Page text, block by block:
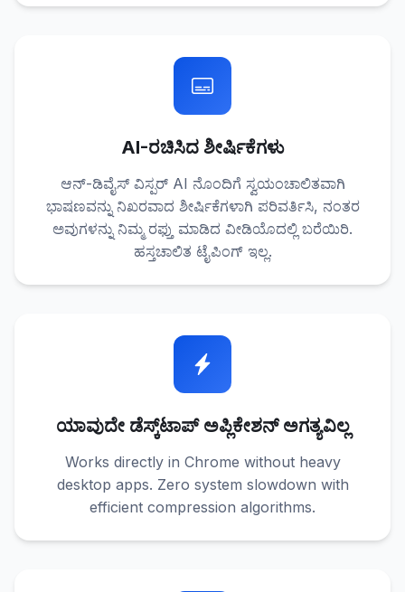
AI-ರಚಿಸಿದ ಶೀರ್ಷಿಕೆಗಳು
ಆನ್-ಡಿವೈಸ್ ವಿಸ್ಪರ್ AI ನೊಂದಿಗೆ ಸ್ವಯಂಚಾಲಿತವಾಗಿ
ಭಾಷಣವನ್ನು ನಿಖರವಾದ ಶೀರ್ಷಿಕೆಗಳಾಗಿ ಪರಿವರ್ತಿಸಿ, ನಂತರ
ಅವುಗಳನ್ನು ನಿಮ್ಮ ರಫ್ತು ಮಾಡಿದ ವೀಡಿಯೊದಲ್ಲಿ ಬರೆಯಿರಿ.
ಹಸ್ತಚಾಲಿತ ಟೈಪಿಂಗ್ ಇಲ್ಲ.
ಯಾವುದೇ ಡೆಸ್ಕ್‌ಟಾಪ್ ಅಪ್ಲಿಕೇಶನ್ ಅಗತ್ಯವಿಲ್ಲ
Works directly in Chrome without heavy
desktop apps. Zero system slowdown with
efficient compression algorithms.